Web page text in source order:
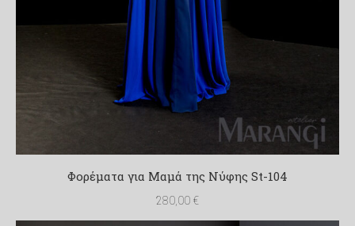
Φορέματα για Μαμά της Νύφης St-104
280,00 €